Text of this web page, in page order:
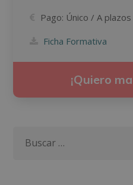
Pago: Único / A plazos
Ficha Formativa
¡Quiero